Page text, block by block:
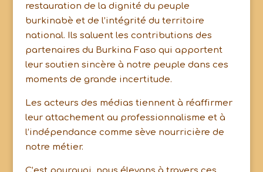
restauration de la dignité du peuple
burkinabè et de l’intégrité du territoire
national. Ils saluent les contributions des
partenaires du Burkina Faso qui apportent
leur soutien sincère à notre peuple dans ces
moments de grande incertitude.
Les acteurs des médias tiennent à réaffirmer
leur attachement au professionnalisme et à
l’indépendance comme sève nourricière de
notre métier.